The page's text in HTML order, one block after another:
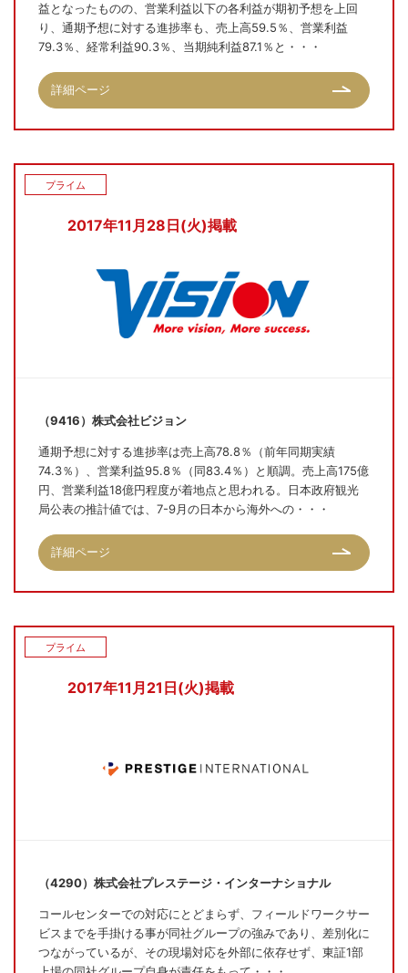
益となったものの、営業利益以下の各利益が期初予想を上回
り、通期予想に対する進捗率も、売上高59.5％、営業利益
79.3％、経常利益90.3％、当期純利益87.1％と・・・
詳細ページ
2017年11月28日(火)掲載
プライム
（9416）株式会社ビジョン
通期予想に対する進捗率は売上高78.8％（前年同期実績
74.3％）、営業利益95.8％（同83.4％）と順調。売上高175億
円、営業利益18億円程度が着地点と思われる。日本政府観光
局公表の推計値では、7-9月の日本から海外への・・・
詳細ページ
2017年11月21日(火)掲載
プライム
（4290）株式会社プレステージ・インターナショナル
コールセンターでの対応にとどまらず、フィールドワークサー
ビスまでを手掛ける事が同社グループの強みであり、差別化に
つながっているが、その現場対応を外部に依存せず、東証1部